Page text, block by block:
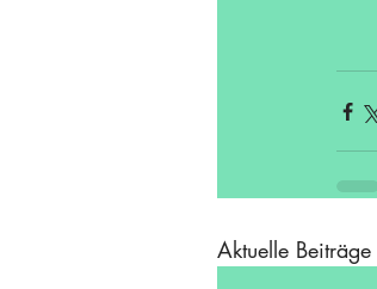
Aktuelle Beiträge